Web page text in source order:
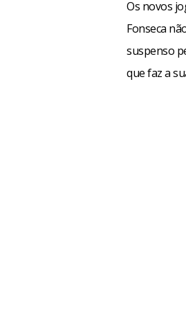
Os novos
Fonseca
suspenso
que faz a